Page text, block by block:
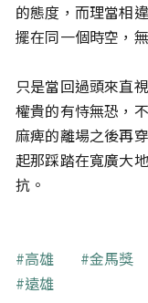
的態度，而理當相
擺在同一個時空，
只是當回過頭來直
權貴的有恃無恐，
麻痺的離場之後再
起那踩踏在寬廣大
抗。
關鍵字
高雄 金馬獎
遠雄